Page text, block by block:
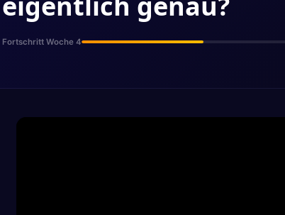
Fortschritt Woche 4